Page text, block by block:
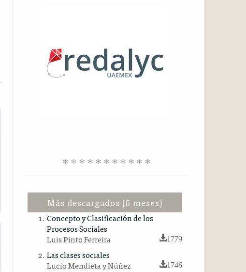
Más descargados (6 meses)
Concepto y Clasificación de los
Procesos Sociales
Luis Pinto Ferreira
1779
Las clases sociales
Lucio Mendieta y Núñez
1746